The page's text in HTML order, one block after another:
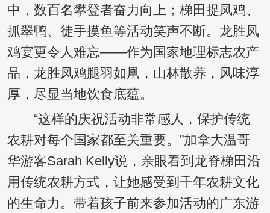
中，数百名攀登者奋力向上；梯田捉凤鸡、
抓翠鸭、徒手摸鱼等活动笑声不断。龙胜凤
鸡宴更令人难忘——作为国家地理标志农产
品，龙胜凤鸡腿羽如凰，山林散养，风味淳
厚，尽显当地饮食底蕴。
“这样的庆祝活动非常感人，保护传统
农耕对每个国家都至关重要。”加拿大温哥
华游客Sarah Kelly说，亲眼看到龙脊梯田沿
用传统农耕方式，让她感受到千年农耕文化
的生命力。带着孩子前来参加活动的广东游